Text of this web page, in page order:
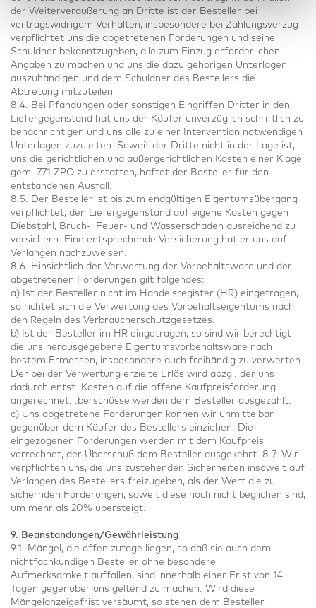
der Weiterveräußerung an Dritte ist der Besteller bei
vertragswidrigem Verhalten, insbesondere bei Zahlungsverzug
verpflichtet uns die abgetretenen Forderungen und seine
Schuldner bekanntzugeben, alle zum Einzug erforderlichen
Angaben zu machen und uns die dazu gehörigen Unterlagen
auszuhändigen und dem Schuldner des Bestellers die
Abtretung mitzuteilen.
8.4. Bei Pfändungen oder sonstigen Eingriffen Dritter in den
Liefergegenstand hat uns der Käufer unverzüglich schriftlich zu
benachrichtigen und uns alle zu einer Intervention notwendigen
Unterlagen zuzuleiten. Soweit der Dritte nicht in der Lage ist,
uns die gerichtlichen und außergerichtlichen Kosten einer Klage
gem. 771 ZPO zu erstatten, haftet der Besteller für den
entstandenen Ausfall.
8.5. Der Besteller ist bis zum endgültigen Eigentumsübergang
verpflichtet, den Liefergegenstand auf eigene Kosten gegen
Diebstahl, Bruch-, Feuer- und Wasserschäden ausreichend zu
versichern. Eine entsprechende Versicherung hat er uns auf
Verlangen nachzuweisen.
8.6. Hinsichtlich der Verwertung der Vorbehaltsware und der
abgetretenen Forderungen gilt folgendes:
a) Ist der Besteller nicht im Handelsregister (HR) eingetragen,
so richtet sich die Verwertung des Vorbehaltseigentums nach
den Regeln des Verbraucherschutzgesetzes.
b) Ist der Besteller im HR eingetragen, so sind wir berechtigt
die uns herausgegebene Eigentumsvorbehaltsware nach
bestem Ermessen, insbesondere auch freihändig zu verwerten.
Der bei der Verwertung erzielte Erlös wird abzgl. der uns
dadurch entst. Kosten auf die offene Kaufpreisforderung
angerechnet. .berschüsse werden dem Besteller ausgezahlt.
c) Uns abgetretene Forderungen können wir unmittelbar
gegenüber dem Käufer des Bestellers einziehen. Die
eingezogenen Forderungen werden mit dem Kaufpreis
verrechnet, der Überschuß dem Besteller ausgekehrt. 8.7. Wir
verpflichten uns, die uns zustehenden Sicherheiten insoweit auf
Verlangen des Bestellers freizugeben, als der Wert die zu
sichernden Forderungen, soweit diese noch nicht beglichen sind,
um mehr als 20% übersteigt.
9. Beanstandungen/Gewährleistung
9.1. Mängel, die offen zutage liegen, so daß sie auch dem
nichtfachkundigen Besteller ohne besondere
Aufmerksamkeit auffallen, sind innerhalb einer Frist von 14
Tagen gegenüber uns geltend zu machen. Wird diese
Mängelanzeigefrist versäumt, so stehen dem Besteller